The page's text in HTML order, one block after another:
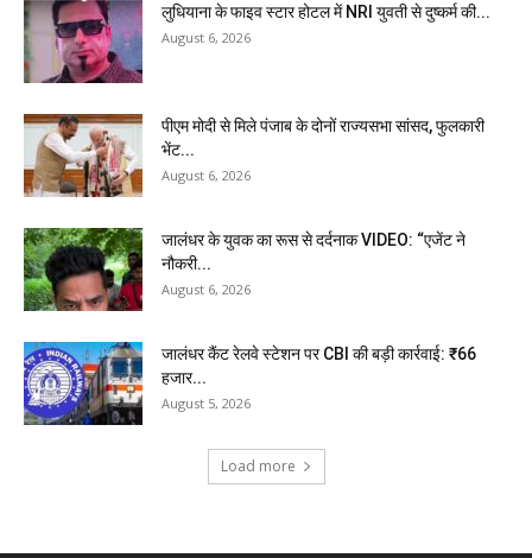
लुधियाना के फाइव स्टार होटल में NRI युवती से दुष्कर्म की...
August 6, 2026
पीएम मोदी से मिले पंजाब के दोनों राज्यसभा सांसद, फुलकारी
भेंट...
August 6, 2026
जालंधर के युवक का रूस से दर्दनाक VIDEO: “एजेंट ने
नौकरी...
August 6, 2026
जालंधर कैंट रेलवे स्टेशन पर CBI की बड़ी कार्रवाई: ₹66
हजार...
August 5, 2026
Load more